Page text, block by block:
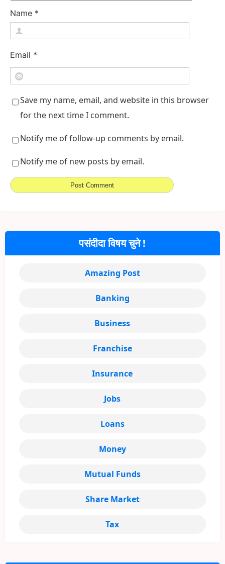
Name *
Email *
Save my name, email, and website in this browser
for the next time I comment.
Notify me of follow-up comments by email.
Notify me of new posts by email.
पसंदीदा विषय चुने !
Amazing Post
Banking
Business
Franchise
Insurance
Jobs
Loans
Money
Mutual Funds
Share Market
Tax